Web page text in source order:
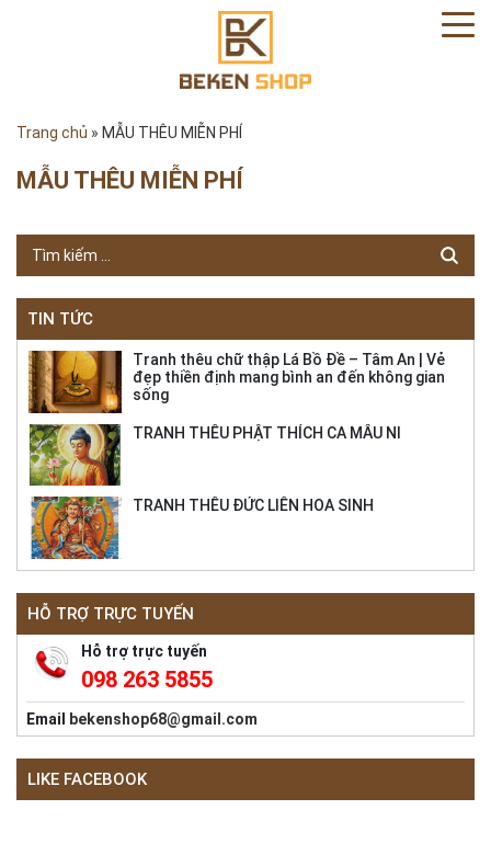
Trang chủ » MẪU THÊU MIỄN PHÍ
MẪU THÊU MIỄN PHÍ
TIN TỨC
Tranh thêu chữ thập Lá Bồ Đề – Tâm An | Vẻ
đẹp thiền định mang bình an đến không gian
sống
TRANH THÊU PHẬT THÍCH CA MÂU NI
TRANH THÊU ĐỨC LIÊN HOA SINH
HỖ TRỢ TRỰC TUYẾN
Hỗ trợ trực tuyến
098 263 5855
Email bekenshop68@gmail.com
LIKE FACEBOOK